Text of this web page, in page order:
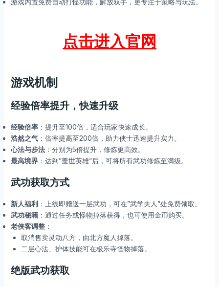
点击进入官网
游戏机制
经验倍率提升，快速升级
经验倍率：提升至100倍，适合玩家快速成长。
浩然之气：倍率提高至200倍，助力侠士迅速提升实力。
心法与步法：分别为5倍提升，修炼更高效。
最高境界：达到”盖世英雄”后，可将所有武功修炼至满级。
武功获取方式
新人福利：上线即赠送一层武功，可在”武学夫人”处免费领取。
武功秘籍：通过任务或怪物掉落获得，也可使用金币购买。
老侠客调整：
取消售卖灵动八方，由北方魔人掉落。
二层心法、护体技能可在极乐寺怪物掉落。
绝版武功获取